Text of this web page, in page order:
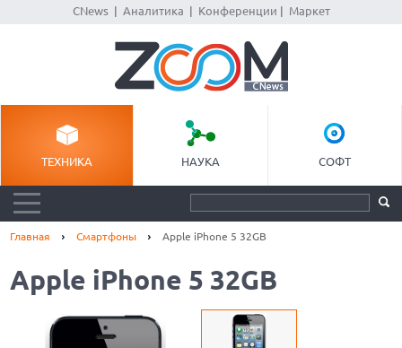
CNews| Аналитика Конференции Маркет
ТЕХНИКА НАУКА СОФТ
Главная Смартфоны Apple iPhone 5 32GB
Apple iPhone 5 32GB